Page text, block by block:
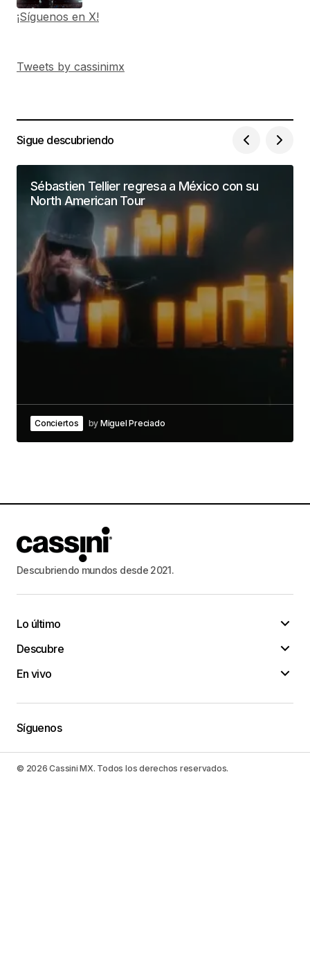
¡Síguenos en X!
Tweets by cassinimx
Sigue descubriendo
Sébastien Tellier regresa a México con su
North American Tour
Conciertos by Miguel Preciado
Descubriendo mundos desde 2021.
Lo último
Descubre
En vivo
Síguenos
© 2026 Cassini MX. Todos los derechos reservados.